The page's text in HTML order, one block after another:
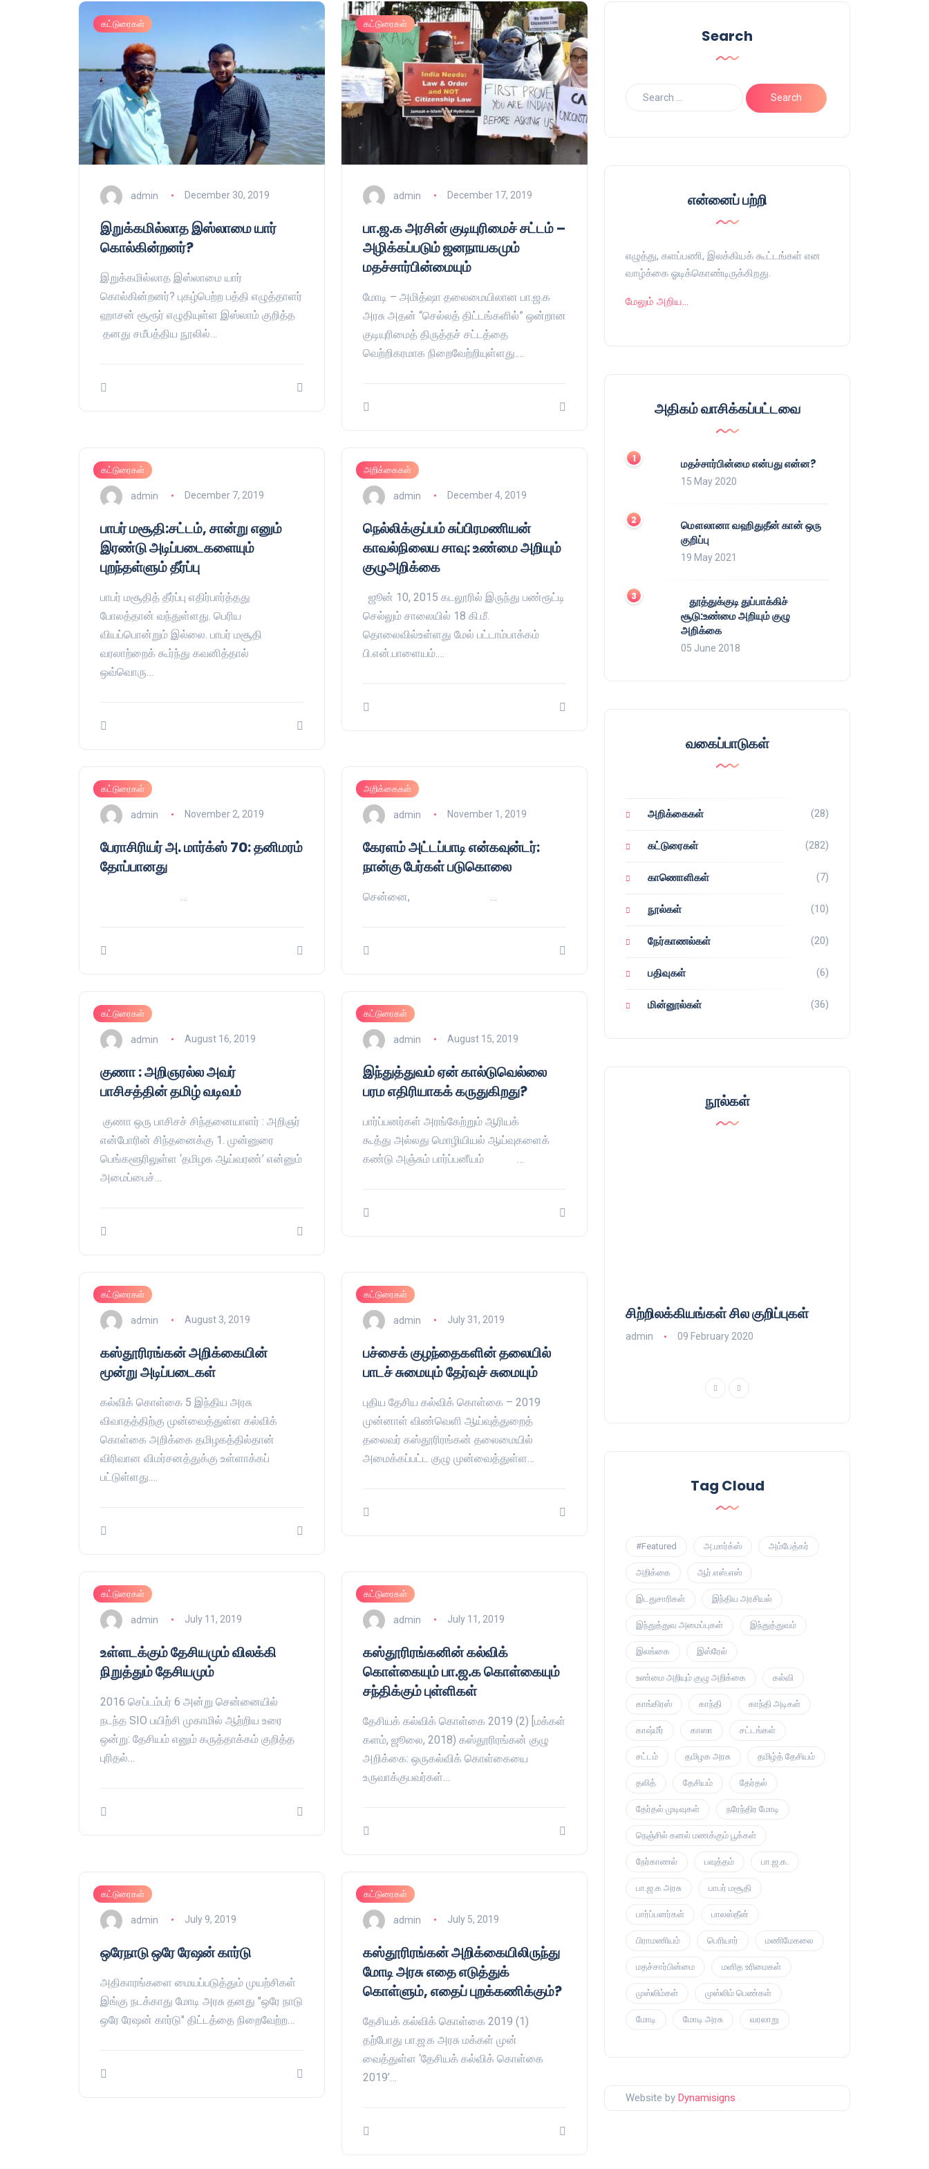
கட்டுரைகள்
admin December 30, 2019
இறுக்கமில்லாத இஸ்லாமை யார்
கொல்கின்றனர்?
இறுக்கமில்லாத இஸ்லாமை யார்
கொல்கின்றனர்? புகழ்பெற்ற பத்தி எழுத்தாளர்
ஹாசன் சூரூர் எழுதியுள்ள இஸ்லாம் குறித்த
தனது சமீபத்திய நூலில்…
கட்டுரைகள்
admin December 17, 2019
பா.ஜ.க அரசின் குடியுரிமைச் சட்டம் –
அழிக்கப்படும் ஜனநாயகமும்
மதச்சார்பின்மையும்
மோடி – அமித்ஷா தலைமையிலான பா.ஜ.க
அரசு அதன் “செல்லத் திட்டங்களில்” ஒன்றான
குடியுரிமைத் திருத்தச் சட்டத்தை
வெற்றிகரமாக நிறைவேற்றியுள்ளது.…
கட்டுரைகள்
admin December 7, 2019
பாபர் மசூதி:சட்டம், சான்று எனும்
இரண்டு அடிப்படைகளையும்
புறந்தள்ளும் தீர்ப்பு
பாபர் மசூதித் தீர்ப்பு எதிர்பார்த்தது
போலத்தான் வந்துள்ளது. பெரிய
வியப்பொன்றும் இல்லை. பாபர் மசூதி
வரலாற்றைக் கூர்ந்து கவனித்தால்
ஒவ்வொரு…
அறிக்கைகள்
admin December 4, 2019
நெல்லிக்குப்பம் சுப்பிரமணியன்
காவல்நிலைய சாவு: உண்மை அறியும்
குழுஅறிக்கை
ஜூன் 10, 2015 கடலூரில் இருந்து பண்ரூட்டி
செல்லும் சாலையில் 18 கி.மீ.
தொலைவில்உள்ளது மேல் பட்டாம்பாக்கம்
பி.என்.பாளையம்.…
கட்டுரைகள்
admin November 2, 2019
பேராசிரியர் அ. மார்க்ஸ் 70: தனிமரம்
தோப்பானது
அறிக்கைகள்
admin November 1, 2019
கேரளம் அட்டப்பாடி என்கவுன்டர்:
நான்கு பேர்கள் படுகொலை
சென்னை, …
கட்டுரைகள்
admin August 16, 2019
குணா : அறிஞரல்ல அவர்
பாசிசத்தின் தமிழ் வடிவம்
குணா ஒரு பாசிசச் சிந்தனையாளர் : அறிஞர்
என்போரின் சிந்தனைக்கு 1. முன்னுரை
பெங்களூரிலுள்ள ‘தமிழக ஆய்வரண்’ என்னும்
அமைப்பைச்…
கட்டுரைகள்
admin August 15, 2019
இந்துத்துவம் ஏன் கால்டுவெல்லை
பரம எதிரியாகக் கருதுகிறது?
பார்ப்பனர்கள் அரங்கேற்றும் ஆரியக்
கூத்து அல்லது மொழியியல் ஆய்வுகளைக்
கண்டு அஞ்சும் பார்ப்பனீயம் …
கட்டுரைகள்
admin August 3, 2019
கஸ்தூரிரங்கன் அறிக்கையின்
மூன்று அடிப்படைகள்
கல்விக் கொள்கை 5 இந்திய அரசு
விவாதத்திற்கு முன்வைத்துள்ள கல்விக்
கொள்கை அறிக்கை தமிழகத்தில்தான்
விரிவான விமர்சனத்துக்கு உள்ளாக்கப்
பட்டுள்ளது.…
கட்டுரைகள்
admin July 31, 2019
பச்சைக் குழந்தைகளின் தலையில்
பாடச் சுமையும் தேர்வுச் சுமையும்
புதிய தேசிய கல்விக் கொள்கை – 2019
முன்னாள் விண்வெளி ஆய்வுத்துறைத்
தலைவர் கஸ்தூரிரங்கன் தலைமையில்
அமைக்கப்பட்ட குழு முன்வைத்துள்ள…
கட்டுரைகள்
admin July 11, 2019
உள்ளடக்கும் தேசியமும் விலக்கி
நிறுத்தும் தேசியமும்
2016 செப்டம்பர் 6 அன்று சென்னையில்
நடந்த SIO பயிற்சி முகாமில் ஆற்றிய உரை
ஒன்று: தேசியம் எனும் கருத்தாக்கம் குறித்த
புரிதல்…
கட்டுரைகள்
admin July 11, 2019
கஸ்தூரிரங்கனின் கல்விக்
கொள்கையும் பா.ஜ.க கொள்கையும்
சந்திக்கும் புள்ளிகள்
தேசியக் கல்விக் கொள்கை 2019 (2) [மக்கள்
களம், ஜூலை, 2018) கஸ்தூரிரங்கன் குழு
அறிக்கை: ஒருகல்விக் கொள்கையை
உருவாக்குபவர்கள்…
கட்டுரைகள்
admin July 9, 2019
ஒரேநாடு ஒரே ரேஷன் கார்டு
அதிகாரங்களை மையப்படுத்தும் முயற்சிகள்
இங்கு நடக்காது மோடி அரசு தனது "ஒரே நாடு
ஒரே ரேஷன் கார்டு" திட்டத்தை நிறைவேற்ற…
கட்டுரைகள்
admin July 5, 2019
கஸ்தூரிரங்கன் அறிக்கையிலிருந்து
மோடி அரசு எதை எடுத்துக்
கொள்ளும், எதைப் புறக்கணிக்கும்?
தேசியக் கல்விக் கொள்கை 2019 (1)
தற்போது பா.ஜ.க அரசு மக்கள் முன்
வைத்துள்ள ‘தேசியக் கல்விக் கொள்கை
2019’…
Search
என்னைப் பற்றி
எழுத்து, களப்பணி, இலக்கியக் கூட்டங்கள் என
வாழ்க்கை ஓடிக்கொண்டிருக்கிறது.
மேலும் அறிய…
அதிகம் வாசிக்கப்பட்டவை
மதச்சார்பின்மை என்பது என்ன?
15 May 2020
மௌலானா வஹிதுதீன் கான் ஒரு
குறிப்பு
19 May 2021
தூத்துக்குடி துப்பாக்கிச்
சூடு:உண்மை அறியும் குழு
அறிக்கை
05 June 2018
வகைப்பாடுகள்
அறிக்கைகள் (28)
கட்டுரைகள் (282)
காணொளிகள் (7)
நூல்கள் (10)
நேர்காணல்கள் (20)
பதிவுகள் (6)
மின்னூல்கள் (36)
நூல்கள்
குணா : அறிஞரல்ல அவர்
admin 16 August 2019
சிற்றிலக்கியங்கள் சில குறிப்புகள்
admin 09 February 2020
Tag Cloud
#Featured அ.மார்க்ஸ் அம்பேத்கர்
அறிக்கை ஆர்.எஸ்.எஸ்
இடதுசாரிகள் இந்திய அரசியல்
இந்துத்துவ அமைப்புகள் இந்துத்துவம்
இலங்கை இஸ்ரேல்
உண்மை அறியும் குழு அறிக்கை கல்வி
காங்கிரஸ் காந்தி காந்தி அடிகள்
காஷ்மீர் காஸா சட்டங்கள்
சட்டம் தமிழக அரசு தமிழ்த் தேசியம்
தலித் தேசியம் தேர்தல்
தேர்தல் முடிவுகள் நரேந்திர மோடி
நெஞ்சில் கனல் மணக்கும் பூக்கள்
நேர்காணல் பவுத்தம் பா.ஜ.க.
பா.ஜ.க அரசு பாபர் மசூதி
பார்ப்பனர்கள் பாலஸ்தீன்
பிராமணியம் பெரியார் மணிமேகலை
மதச்சார்பின்மை மனித உரிமைகள்
முஸ்லிம்கள் முஸ்லிம் பெண்கள்
மோடி மோடி அரசு வரலாறு
Website by Dynamisigns